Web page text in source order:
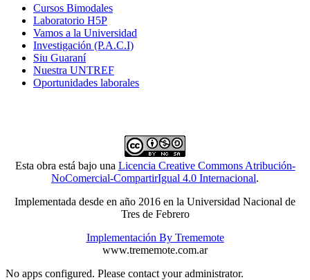
Cursos Bimodales
Laboratorio H5P
Vamos a la Universidad
Investigación (P.A.C.I)
Siu Guaraní
Nuestra UNTREF
Oportunidades laborales
Esta obra está bajo una Licencia Creative Commons Atribución-
NoComercial-CompartirIgual 4.0 Internacional.
Implementada desde en año 2016 en la Universidad Nacional de
Tres de Febrero
Implementación By Trememote
www.trememote.com.ar
No apps configured. Please contact your administrator.